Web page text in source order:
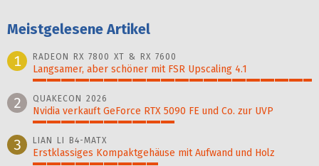
Meistgelesene Artikel
1
RADEON RX 7800 XT & RX 7600
Langsamer, aber schöner mit FSR Upscaling 4.1
2 QUAKECON 2026
Nvidia verkauft GeForce RTX 5090 FE und Co. zur UVP
3 LIAN LI B4-MATX
Erstklassiges Kompaktgehäuse mit Aufwand und Holz